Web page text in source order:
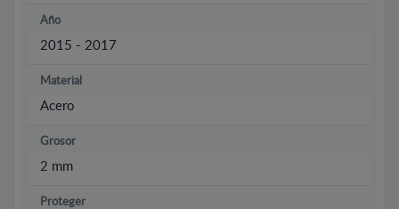
Año
2015 - 2017
Material
Acero
Grosor
2 mm
Proteger